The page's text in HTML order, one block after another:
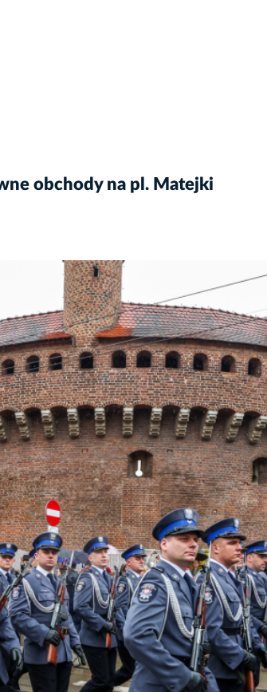
obchody na pl. Matejki